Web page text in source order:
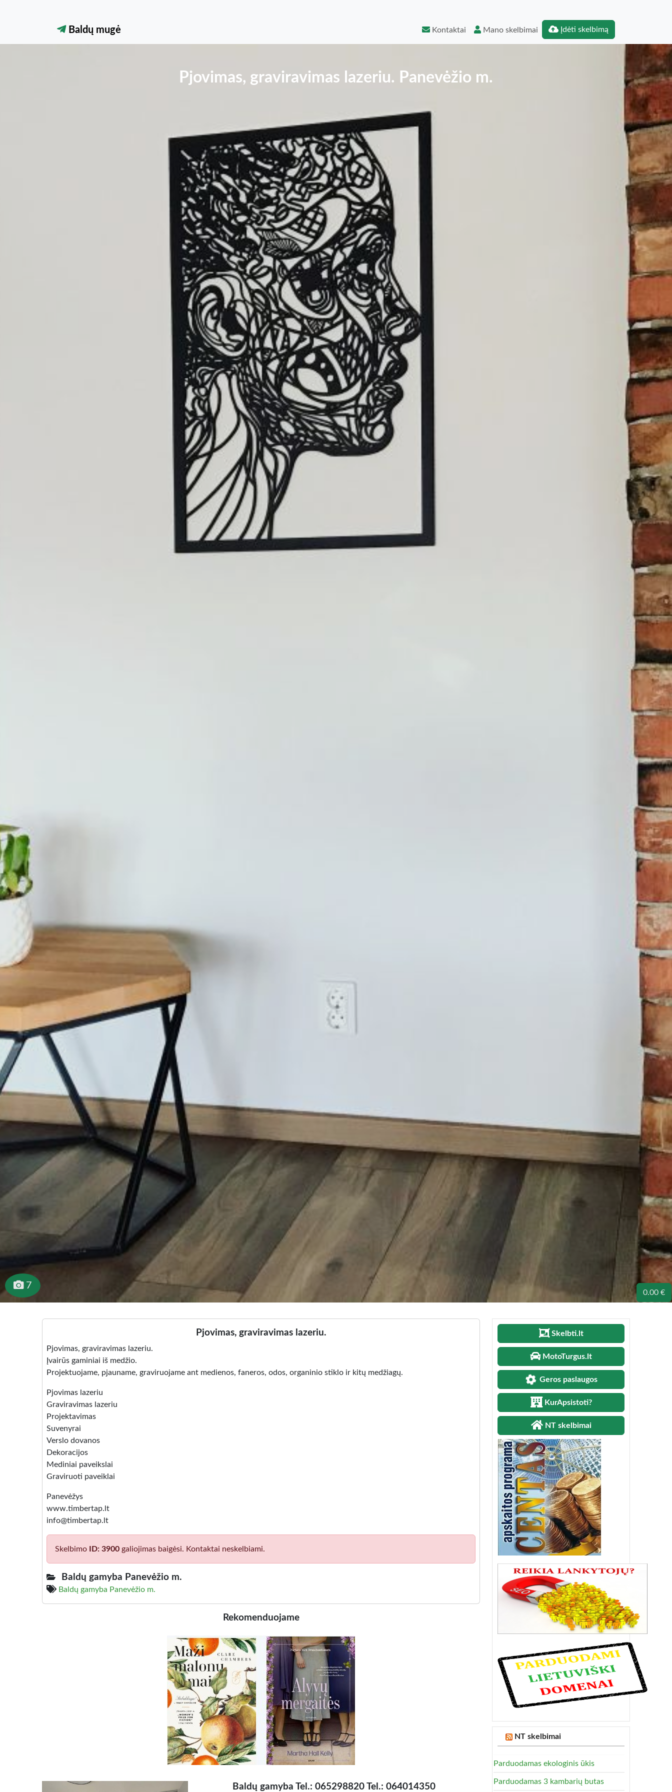
Baldų mugė Kontaktai Mano skelbimai Įdėti skelbimą
Pjovimas, graviravimas lazeriu. Panevėžio m.
0.00 €
7
Pjovimas, graviravimas lazeriu.
Pjovimas, graviravimas lazeriu.
Įvairūs gaminiai iš medžio.
Projektuojame, pjauname, graviruojame ant medienos, faneros, odos, organinio stiklo ir kitų medžiagų.
Pjovimas lazeriu
Graviravimas lazeriu
Projektavimas
Suvenyrai
Verslo dovanos
Dekoracijos
Mediniai paveikslai
Graviruoti paveiklai
Panevėžys
www.timbertap.lt
info@timbertap.lt
Skelbimo ID: 3900 galiojimas baigėsi. Kontaktai neskelbiami.
Baldų gamyba Panevėžio m.
Baldų gamyba Panevėžio m.
Rekomenduojame
Baldų gamyba Tel.: 065298820 Tel.: 064014350
Skelbti.lt
MotoTurgus.lt
Geros paslaugos
KurApsistoti?
NT skelbimai
NT skelbimai
Parduodamas ekologinis ūkis
Parduodamas 3 kambarių butas